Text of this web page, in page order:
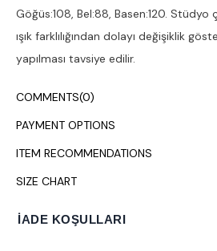
Göğüs:108, Bel:88, Basen:120.
ışık farklılığından dolayı değişiklik
yapılması tavsiye edilir.
COMMENTS(0)
PAYMENT OPTIONS
ITEM RECOMMENDATIONS
SIZE CHART
İADE KOŞULLARI